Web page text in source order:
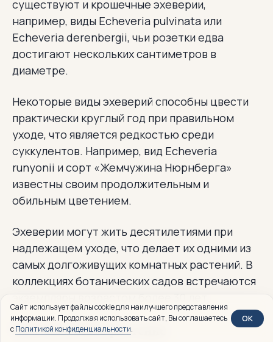
существуют и крошечные эхеверии,
например, виды Echeveria pulvinata или
Echeveria derenbergii, чьи розетки едва
достигают нескольких сантиметров в
диаметре.
Некоторые виды эхеверий способны цвести
практически круглый год при правильном
уходе, что является редкостью среди
суккулентов. Например, вид Echeveria
runyonii и сорт «Жемчужина Нюрнберга»
известны своим продолжительным и
обильным цветением.
Эхеверии могут жить десятилетиями при
надлежащем уходе, что делает их одними из
самых долгоживущих комнатных растений. В
коллекциях ботанических садов встречаются
экземпляры возрастом более 30 лет.
Чем знаменито растение
Сайт использует файлы cookie для наилучшего представления
информации. Продолжая использовать сайт, Вы соглашаетесь
сПолитикой конфиденциальности.
OK